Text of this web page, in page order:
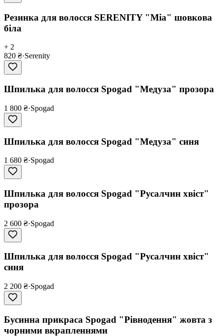
Pезинка для волосся SERENITY "Mia" шовкова
біла
+ 2
820 ₴·Serenity
Шпилька для волосся Spogad "Медуза" прозора
1 800 ₴·Spogad
Шпилька для волосся Spogad "Медуза" синя
1 680 ₴·Spogad
Шпилька для волосся Spogad "Русалчин хвіст"
прозора
2 600 ₴·Spogad
Шпилька для волосся Spogad "Русалчин хвіст"
синя
2 200 ₴·Spogad
Бусинна прикраса Spogad "Рівнодення" жовтa з
чорними вкрапленнями